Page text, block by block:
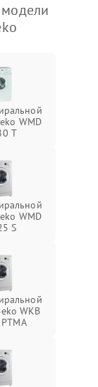
WMD
T
WMD
S
WKB